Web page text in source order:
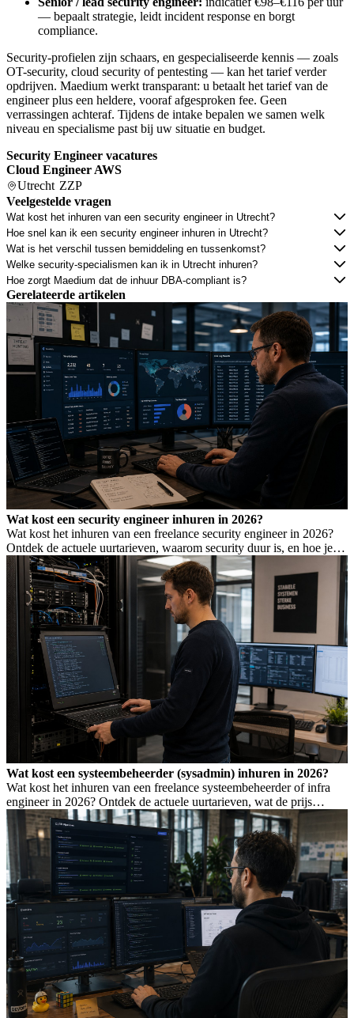
— bepaalt strategie, leidt incident response en borgt
compliance.
Security-profielen zijn schaars, en gespecialiseerde kennis — zoals
OT-security, cloud security of pentesting — kan het tarief verder
opdrijven. Maedium werkt transparant: u betaalt het tarief van de
engineer plus een heldere, vooraf afgesproken fee. Geen
verrassingen achteraf. Tijdens de intake bepalen we samen welk
niveau en specialisme past bij uw situatie en budget.
Security Engineer vacatures
Cloud Engineer AWS
Utrecht ZZP
Veelgestelde vragen
Wat kost het inhuren van een security engineer in Utrecht?
Hoe snel kan ik een security engineer inhuren in Utrecht?
Wat is het verschil tussen bemiddeling en tussenkomst?
Welke security-specialismen kan ik in Utrecht inhuren?
Hoe zorgt Maedium dat de inhuur DBA-compliant is?
Gerelateerde artikelen
Wat kost een security engineer inhuren in 2026?
Wat kost het inhuren van een freelance security engineer in 2026?
Ontdek de actuele uurtarieven, waarom security duur is, en hoe je de
juiste expertise vindt.
Wat kost een systeembeheerder (sysadmin) inhuren in 2026?
Wat kost het inhuren van een freelance systeembeheerder of infra
engineer in 2026? Ontdek de actuele uurtarieven, wat de prijs
bepaalt, en wanneer je welk profiel nodig hebt.